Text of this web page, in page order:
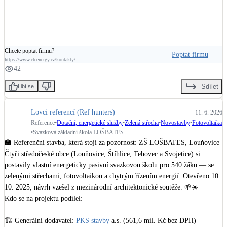
Chcete poptat firmu?
https://www.ctcenergy.cz/kontakty/
Poptat firmu
42
Libí se Sdílet
Lovci referencí (Ref hunters)
11. 6. 2026
Reference•Dotační, energetické služby•Zelená střecha•Novostavby•Fotovoltaika
•Svazková základní škola LOŠBATES
🏫 Referenční stavba, která stojí za pozornost: ZŠ LOŠBATES, Louňovice
Čtyři středočeské obce (Louňovice, Štíhlice, Tehovec a Svojetice) si
postavily vlastní energeticky pasivní svazkovou školu pro 540 žáků — se
zelenými střechami, fotovoltaikou a chytrým řízením energií. Otevřeno 10.
10. 2025, návrh vzešel z mezinárodní architektonické soutěže. 🌱☀️
Kdo se na projektu podílel:
🏗️ Generální dodavatel: PKS stavby a.s. (561,6 mil. Kč bez DPH)